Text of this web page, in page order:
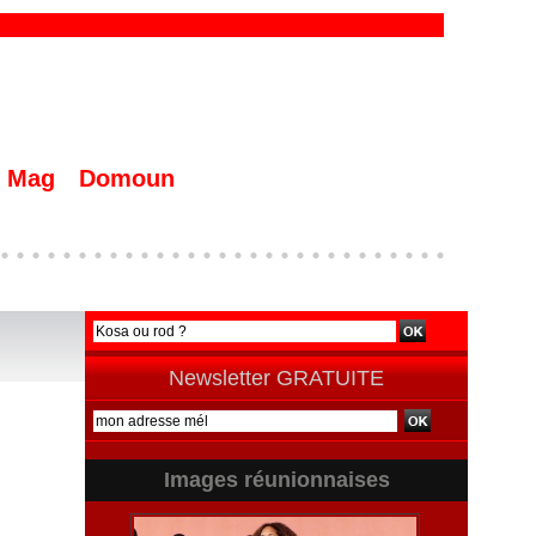
Mag Domoun
Newsletter GRATUITE
Images réunionnaises